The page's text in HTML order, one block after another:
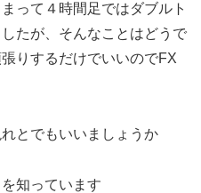
って４時間足ではダブルト
たが、そんなことはどうで
りするだけでいいのでFX
とでもいいましょうか
知っています